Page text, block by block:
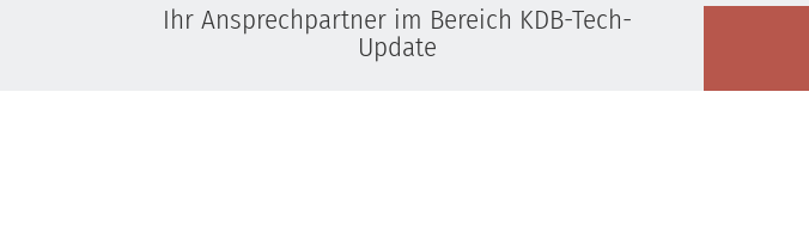
Ihr Ansprechpartner im Bereich KDB-Tech-
Update